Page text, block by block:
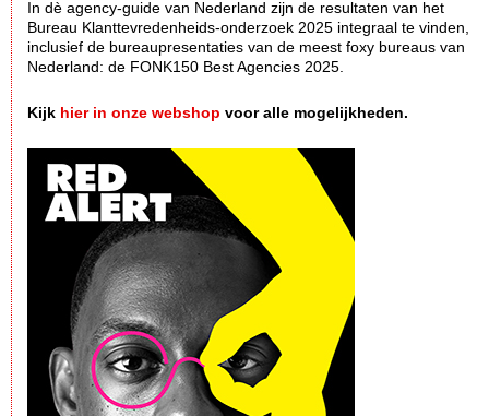
In dè agency-guide van Nederland zijn de resultaten van het
Bureau Klanttevredenheids-onderzoek 2025 integraal te vinden,
inclusief de bureaupresentaties van de meest foxy bureaus van
Nederland: de FONK150 Best Agencies 2025.
Kijk hier in onze webshop voor alle mogelijkheden.